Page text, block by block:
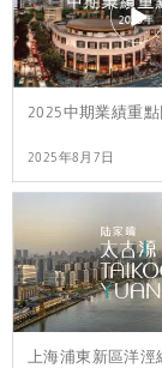
2025中期業績重
2025年8月7日
上海浦東新區洋涇